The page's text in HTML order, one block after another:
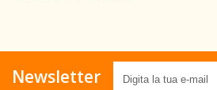
Newsletter